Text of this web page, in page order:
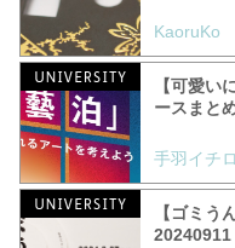
KaoruKo
【可愛い
ースまと
手羽イチ
【ゴミう
20240911